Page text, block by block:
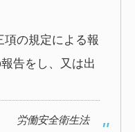
の規定による報
告をし、又は出
労働安全衛生法